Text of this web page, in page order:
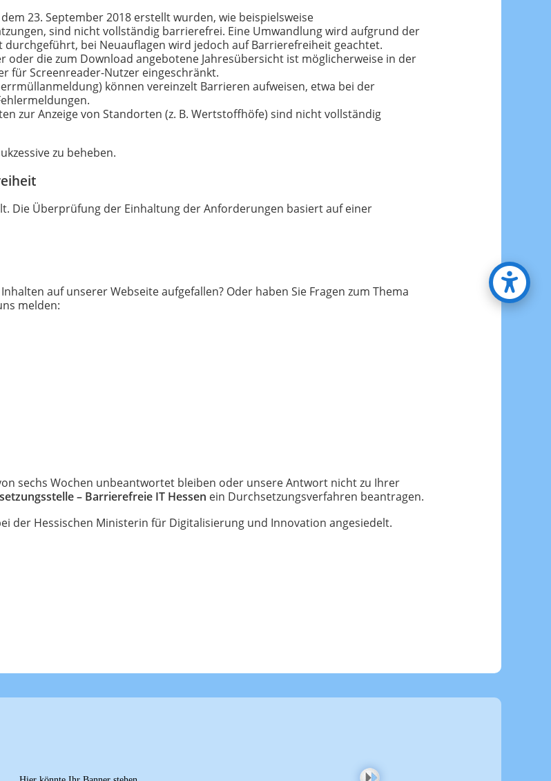
23. September 2018 erstellt wurden, wie beispielsweise
sind nicht vollständig barrierefrei. Eine Umwandlung wird aufgrund der
bei Neuauflagen wird jedoch auf Barrierefreiheit geachtet.
oder die zum Download angebotene Jahresübersicht ist möglicherweise in der
für Screenreader-Nutzer eingeschränkt.
können vereinzelt Barrieren aufweisen, etwa bei der
zur Anzeige von Standorten (z. B. Wertstoffhöfe) sind nicht vollständig
zu beheben.
Die Überprüfung der Einhaltung der Anforderungen basiert auf einer
auf unserer Webseite aufgefallen? Oder haben Sie Fragen zum Thema
melden:
sechs Wochen unbeantwortet bleiben oder unsere Antwort nicht zu Ihrer
– Barrierefreie IT Hessen ein Durchsetzungsverfahren beantragen.
der Hessischen Ministerin für Digitalisierung und Innovation angesiedelt.